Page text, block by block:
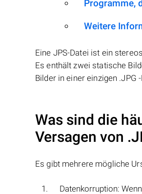
Programme,
Weitere
Eine JPS-Datei ist ein
Es enthält zwei statische
Bilder in einer einzigen .JPG
Was sind die
Versagen von
Es gibt mehrere mögliche
Datenkorruption: